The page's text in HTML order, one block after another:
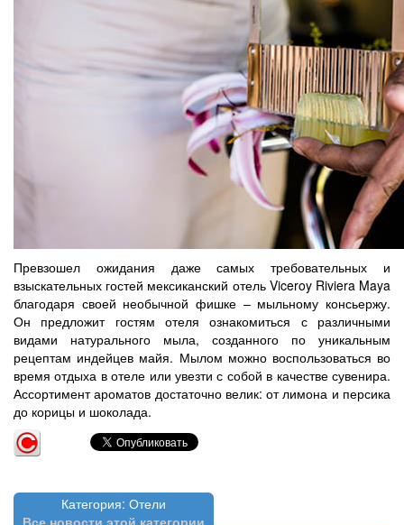
Превзошел ожидания даже самых требовательных и
взыскательных гостей мексиканский отель Viceroy Riviera Maya
благодаря своей необычной фишке – мыльному консьержу.
Он предложит гостям отеля ознакомиться с различными
видами натурального мыла, созданного по уникальным
рецептам индейцев майя. Мылом можно воспользоваться во
время отдыха в отеле или увезти с собой в качестве сувенира.
Ассортимент ароматов достаточно велик: от лимона и персика
до корицы и шоколада.
Категория: Отели
Все новости этой категории